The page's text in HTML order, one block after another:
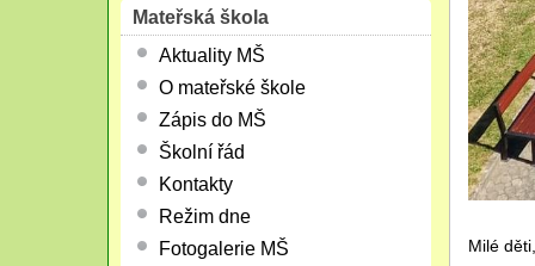
Milé děti,
Mateřská škola
Aktuality MŠ
O mateřské škole
Zápis do MŠ
Školní řád
Kontakty
Režim dne
Fotogalerie MŠ